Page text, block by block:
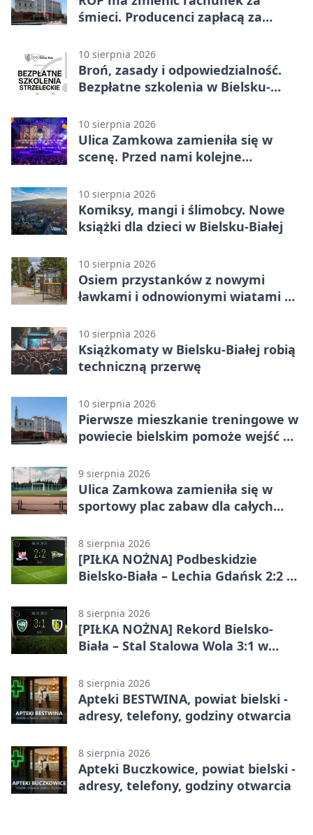
śmieci. Producenci zapłacą za
10 sierpnia 2026
Broń, zasady i odpowiedzialność.
Bezpłatne szkolenia w Bielsku-
10 sierpnia 2026
Ulica Zamkowa zamieniła się w
scenę. Przed nami kolejne
10 sierpnia 2026
Komiksy, mangi i ślimobcy. Nowe
książki dla dzieci w Bielsku-Białej
10 sierpnia 2026
Osiem przystanków z nowymi
ławkami i odnowionymi wiatami w
10 sierpnia 2026
Książkomaty w Bielsku-Białej robią
techniczną przerwę
10 sierpnia 2026
Pierwsze mieszkanie treningowe w
powiecie bielskim pomoże wejść w
9 sierpnia 2026
Ulica Zamkowa zamieniła się w
sportowy plac zabaw dla całych
8 sierpnia 2026
[PIŁKA NOŻNA] Podbeskidzie
Bielsko-Biała – Lechia Gdańsk 2:2 w
Bielsku-Białej
8 sierpnia 2026
[PIŁKA NOŻNA] Rekord Bielsko-
Biała – Stal Stalowa Wola 3:1 w
8 sierpnia 2026
Apteki BESTWINA, powiat bielski -
adresy, telefony, godziny otwarcia
8 sierpnia 2026
Apteki Buczkowice, powiat bielski -
adresy, telefony, godziny otwarcia